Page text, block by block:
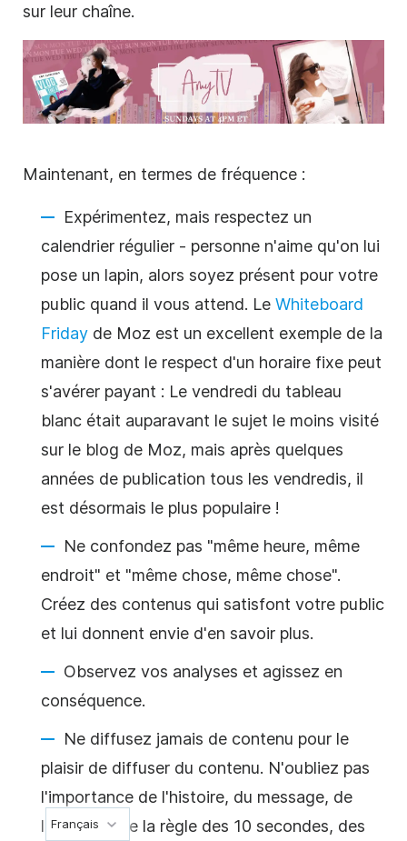
sur leur chaîne.
Maintenant, en termes de fréquence :
Expérimentez, mais respectez un
calendrier régulier - personne n'aime qu'on lui
pose un lapin, alors soyez présent pour votre
public quand il vous attend. Le Whiteboard
Friday de Moz est un excellent exemple de la
manière dont le respect d'un horaire fixe peut
s'avérer payant : Le vendredi du tableau
blanc était auparavant le sujet le moins visité
sur le blog de Moz, mais après quelques
années de publication tous les vendredis, il
est désormais le plus populaire !
Ne confondez pas "même heure, même
endroit" et "même chose, même chose".
Créez des contenus qui satisfont votre public
et lui donnent envie d'en savoir plus.
Observez vos analyses et agissez en
conséquence.
Ne diffusez jamais de contenu pour le
plaisir de diffuser du contenu. N'oubliez pas
l'importance de l'histoire, du message, de
l'émotion, de la règle des 10 secondes, des
Français